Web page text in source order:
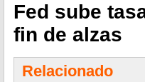
Fed sube
fin de alzas
Relacionado